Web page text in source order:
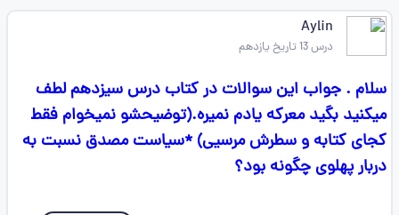
Aylin
درس 13 تاریخ یازدهم
سلام . جواب این سوالات در کتاب درس سیزدهم لطف
میکنید بگید معرکه یادم نمیره.(توضیحشو نمیخوام فقط
کجای کتابه و سطرش مرسیی) *سیاست مصدق نسبت به
دربار پهلوی چگونه بود؟